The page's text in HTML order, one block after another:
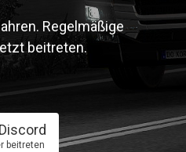
Regelmäßige
beitreten.
Discord
beitreten